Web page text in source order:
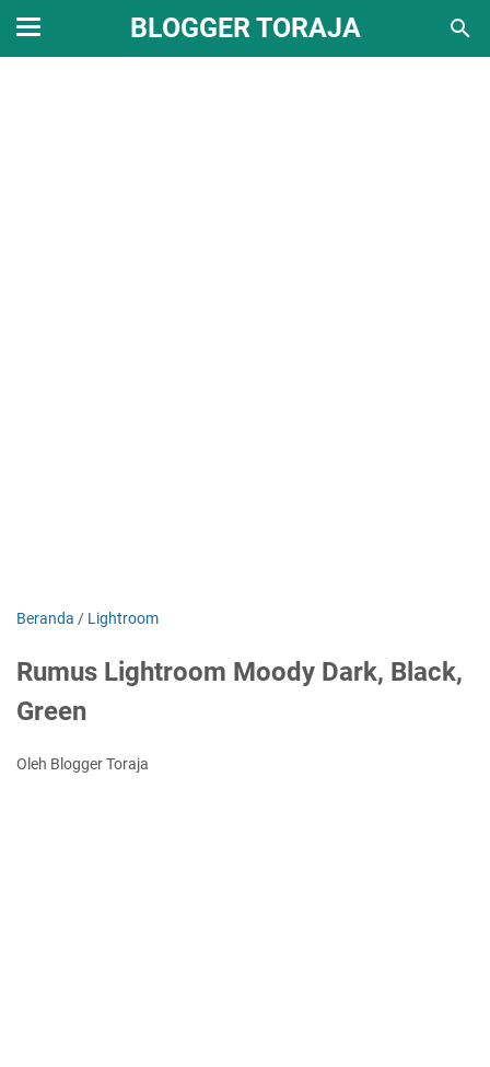
BLOGGER TORAJA
Beranda / Lightroom
Rumus Lightroom Moody Dark, Black,
Green
Oleh Blogger Toraja